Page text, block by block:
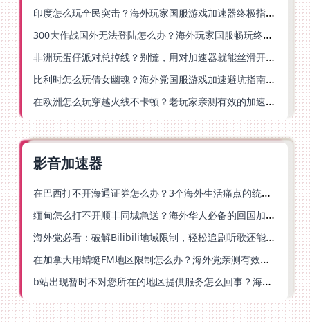
印度怎么玩全民突击？海外玩家国服游戏加速器终极指南（附原神延迟优化+精灵之境加速器选择）
300大作战国外无法登陆怎么办？海外玩家国服畅玩终极指南（附实测推荐）
非洲玩蛋仔派对总掉线？别慌，用对加速器就能丝滑开跑！
比利时怎么玩倩女幽魂？海外党国服游戏加速避坑指南（附实测推荐）
在欧洲怎么玩穿越火线不卡顿？老玩家亲测有效的加速器选择指南
影音加速器
在巴西打不开海通证券怎么办？3个海外生活痛点的统一解决方案
缅甸怎么打不开顺丰同城急送？海外华人必备的回国加速指南（附B站会员游戏解决方案）
海外党必看：破解Bilibili地域限制，轻松追剧听歌还能流畅理财的实用指南
在加拿大用蜻蜓FM地区限制怎么办？海外党亲测有效的回国加速方案
b站出现暂时不对您所在的地区提供服务怎么回事？海外党亲测有效的回国加速方案